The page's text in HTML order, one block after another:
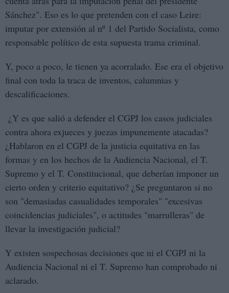
Sánchez". Eso es lo que pretenden con el caso Leire:
imputar por extensión al nº 1 del Partido Socialista, como
responsable político de esta supuesta trama criminal.
Y, poco a poco, le tienen ya acorralado. Ese era el objetivo
final con toda la traca de inventos, calumnias y
descalificaciones.
¿Y es que salió a defender el CGPJ los casos judiciales
contra ahora exjueces y juezas impunemente atacadas?
¿Hablaron en el CGPJ de la justicia equitativa en las
formas y en los hechos de la Audiencia Nacional, el T.
Supremo y el T. Constitucional, que deberían imponer un
cierto orden y criterio equitativo? ¿Se preguntaron si no
son "demasiadas casualidades temporales" "excesivas
coincidencias judiciales", o actitudes "marrulleras" de
llevar la investigación judicial?
Y existen sospechosas decisiones que ni el CGPJ ni la
Audiencia Nacional ni el T. Supremo han comprobado ni
aclarado.